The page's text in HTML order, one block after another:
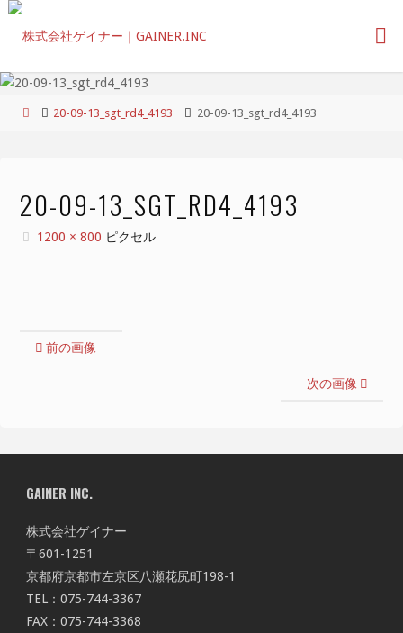
コ
ン
ホ
20-09-13_sgt_rd4_4193 20-09-13_sgt_rd4_4193
20-09-13_SGT_RD4_4193
フ
1200 × 800 ピクセル
前の画像
次の画像
GAINER INC.
株式会社ゲイナー
〒601-1251
京都府京都市左京区八瀬花尻町198-1
TEL：075-744-3367
FAX：075-744-3368